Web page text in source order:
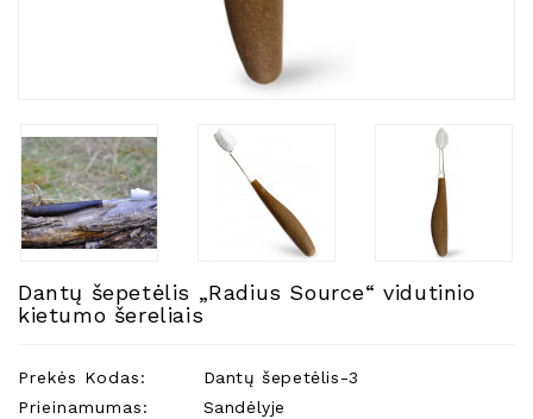
Kosmetika
Higienos
Priemonės
Pirties
Reikalai
Dovanos
Dantų šepetėlis „Radius Source“ vidutinio
kietumo šereliais
Prekės Kodas:
Dantų šepetėlis-3
Prieinamumas:
Sandėlyje